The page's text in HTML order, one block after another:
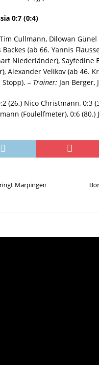
] Deftige Schlappe, erstes
] „Brutales Ergebnis“
] Glückwunsch an die SV
]
Joachim Weber 80 Jahre –
] Nach wie vor insgesamt auf
] Ein Triumvirat für die Rettung
]
0:7 (0:4)
Cullmann, Dilowan
(ab 66. Yannis
Niederländer), Sayfedine
Alexander Velikov (ab 46.
– Trainer: Jan Berger,
(26.) Nico Christmann, 0:3
(Foulelfmeter), 0:6 (80.)
Marpingen